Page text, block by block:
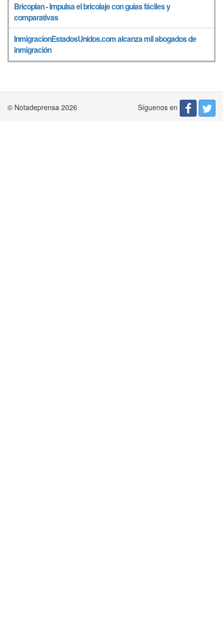
Bricoplan - Impulsa el bricolaje con guías fáciles y
comparativas
InmigracionEstadosUnidos.com alcanza mil abogados de
inmigración
© Notadeprensa 2026 Síguenos en